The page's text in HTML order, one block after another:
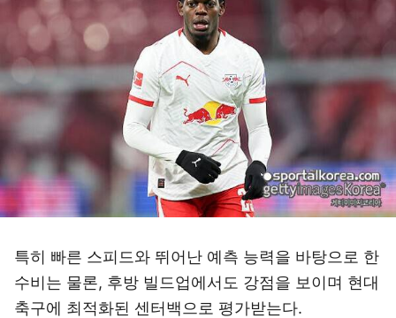
특히 빠른 스피드와 뛰어난 예측 능력을 바탕으로 한
수비는 물론, 후방 빌드업에서도 강점을 보이며 현대
축구에 최적화된 센터백으로 평가받는다.